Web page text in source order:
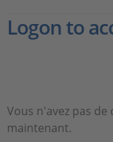
Carrières
Logon to
Vous n'avez pas de
maintenant.